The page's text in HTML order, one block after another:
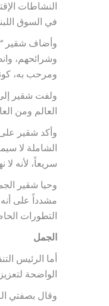
في السوق
وأضاف شقير
وشرائحهم،
ومرحب به،
ولفت شقير
العالم ومن
وأكد شقير على
الشاملة لا
سريعاً، لأنه
وحيا شقير
مشدداً على أنه
التطورات
الجمل
الواضحة